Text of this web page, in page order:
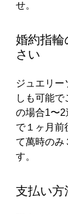
せ。
婚約指輪
さい
ジュエリー
しも可能で
の場合1〜2
で１ヶ月前
て萬時のみ
す。
支払い方